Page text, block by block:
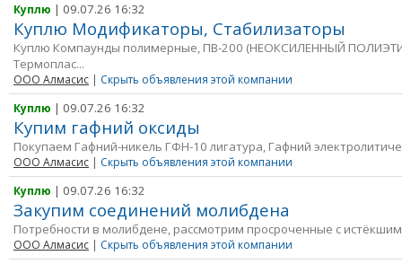
Куплю | 09.07.26 16:32
Куплю Модификаторы, Стабилизаторы
Куплю Компаунды полимерные, ПВ-200 (НЕОКСИЛЕННЫЙ
Термоплас...
ООО Алмасис | Скрыть объявления этой компании
Куплю | 09.07.26 16:32
Купим гафний оксиды
Покупаем Гафний-никель ГФН-10 лигатура, Гафний
ООО Алмасис | Скрыть объявления этой компании
Куплю | 09.07.26 16:32
Закупим соединений молибдена
Потребности в молибдене, рассмотрим просроченные с
ООО Алмасис | Скрыть объявления этой компании